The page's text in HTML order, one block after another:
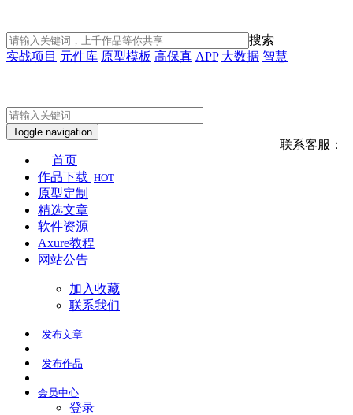
搜索
实战项目 元件库 原型模板 高保真 APP 大数据 智慧
联系客服：
Toggle navigation
首页
作品下载 HOT
原型定制
精选文章
软件资源
Axure教程
网站公告
加入收藏
联系我们
发布文章
发布作品
会员中心
登录